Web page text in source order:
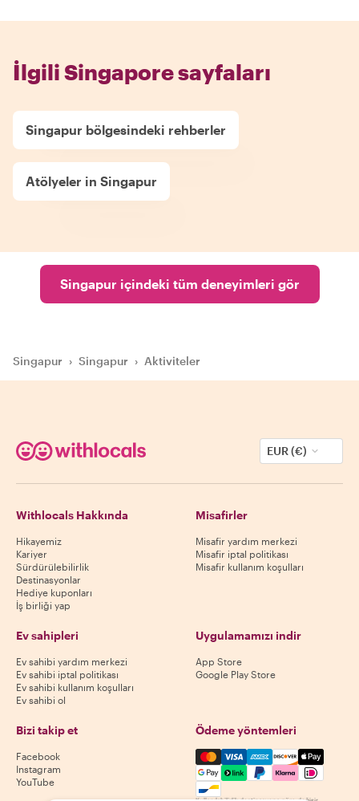
İlgili Singapore sayfaları
Singapur bölgesindeki rehberler
Atölyeler in Singapur
Singapur içindeki tüm deneyimleri gör
Singapur › Singapur › Aktiviteler
EUR (€)
Withlocals Hakkında
Hikayemiz
Kariyer
Sürdürülebilirlik
Destinasyonlar
Hediye kuponları
İş birliği yap
Misafirler
Misafir yardım merkezi
Misafir iptal politikası
Misafir kullanım koşulları
Ev sahipleri
Ev sahibi yardım merkezi
Ev sahibi iptal politikası
Ev sahibi kullanım koşulları
Ev sahibi ol
Uygulamamızı indir
App Store
Google Play Store
Bizi takip et
Facebook
Instagram
YouTube
Ödeme yöntemleri
Mastercard, Visa, Amex,